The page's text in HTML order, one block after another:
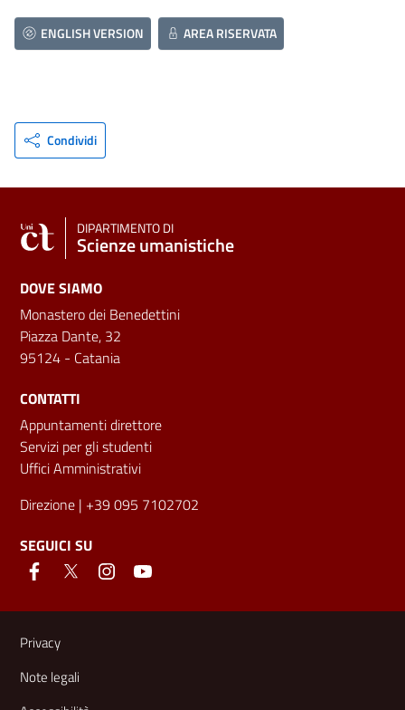
ENGLISH VERSION AREA RISERVATA
Condividi
DIPARTIMENTO DI
Scienze umanistiche
DOVE SIAMO
Monastero dei Benedettini
Piazza Dante, 32
95124 - Catania
CONTATTI
Appuntamenti direttore
Servizi per gli studenti
Uffici Amministrativi
Direzione | +39 095 7102702
SEGUICI SU
Link e informazioni utili
Privacy
Note legali